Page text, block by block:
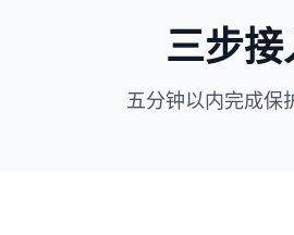
三步接
五分钟以内完成保